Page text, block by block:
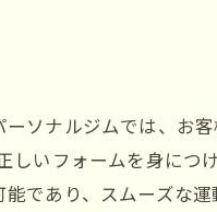
ソナルジムでは、お
いフォームを身につ
であり、スムーズな